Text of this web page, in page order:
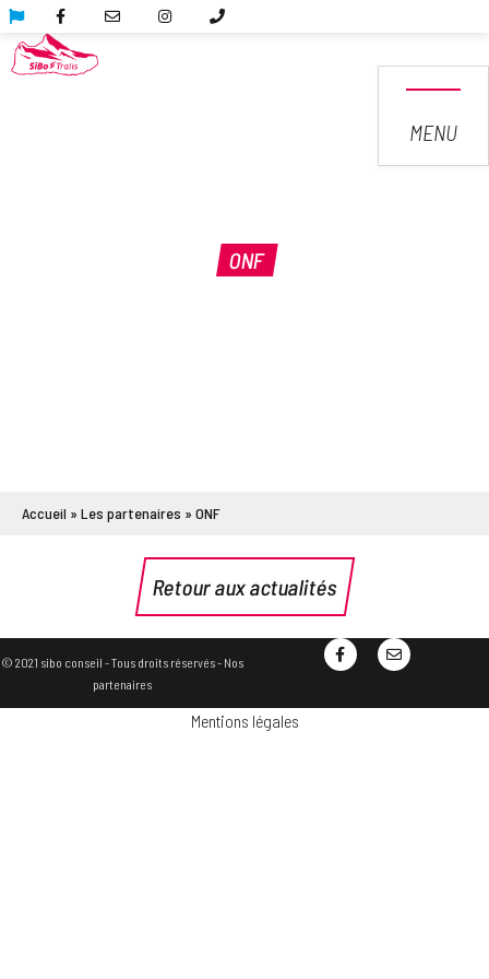
MENU
ONF
Accueil » Les partenaires » ONF
Retour aux actualités
© 2021 sibo conseil - Tous droits réservés - Nos
partenaires
Mentions légales